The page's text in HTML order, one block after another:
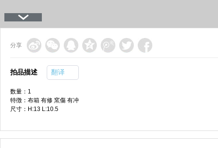
分享
拍品描述 翻译
数量：1
特徴：布箱 有修 窯傷 有冲
尺寸：H:13 L:10.5